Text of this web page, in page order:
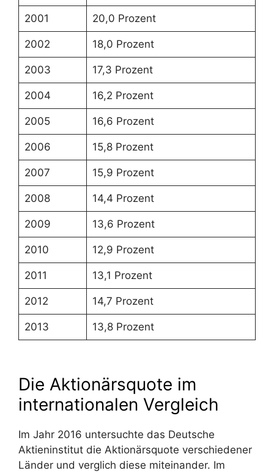
2001 20,0 Prozent
2002 18,0 Prozent
2003 17,3 Prozent
2004 16,2 Prozent
2005 16,6 Prozent
2006 15,8 Prozent
2007 15,9 Prozent
2008 14,4 Prozent
2009 13,6 Prozent
2010 12,9 Prozent
2011 13,1 Prozent
2012 14,7 Prozent
2013 13,8 Prozent
Die Aktionärsquote im
internationalen Vergleich
Im Jahr 2016 untersuchte das Deutsche
Aktieninstitut die Aktionärsquote verschiedener
Länder und verglich diese miteinander. Im